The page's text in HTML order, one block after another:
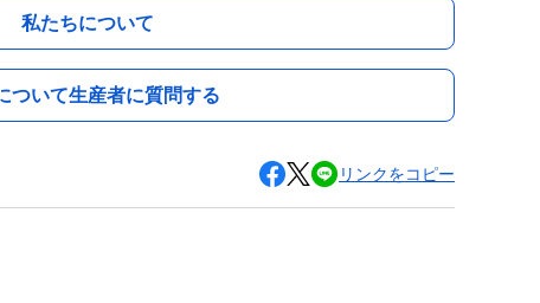
私たちについて
ついて生産者に質問する
リンクをコピー